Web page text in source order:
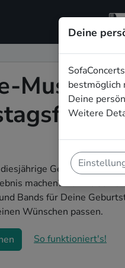
Musik
machen? Dann bist
Bands für Deine
Wünschen passen.
So funktioniert's!
Deine
bestmöglich
Deine
Weitere